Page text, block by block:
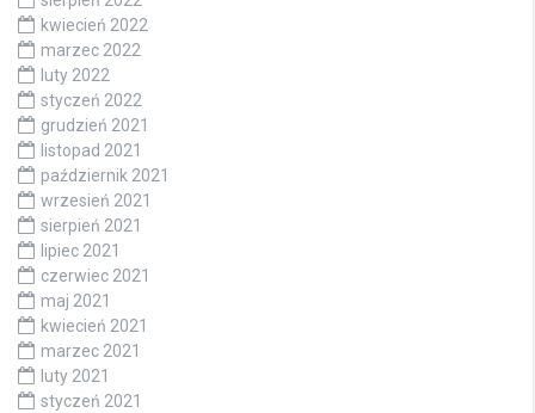
kwiecień 2022
marzec 2022
luty 2022
styczeń 2022
grudzień 2021
listopad 2021
październik 2021
wrzesień 2021
sierpień 2021
lipiec 2021
czerwiec 2021
maj 2021
kwiecień 2021
marzec 2021
luty 2021
styczeń 2021